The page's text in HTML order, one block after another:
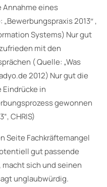
eines
2013″ ,
Systems) Nur gut
mit den
( Quelle: „Was
2012) Nur gut die
in
gewonnen
CHRIS)
Seite Fachkräftemangel
gut passende
sich und seinen
unglaubwürdig.